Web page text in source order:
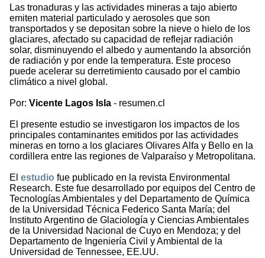
Las tronaduras y las actividades mineras a tajo abierto
emiten material particulado y aerosoles que son
transportados y se depositan sobre la nieve o hielo de los
glaciares, afectado su capacidad de reflejar radiación
solar, disminuyendo el albedo y aumentando la absorción
de radiación y por ende la temperatura. Este proceso
puede acelerar su derretimiento causado por el cambio
climático a nivel global.
Por: Vicente Lagos Isla - resumen.cl
El presente estudio se investigaron los impactos de los
principales contaminantes emitidos por las actividades
mineras en torno a los glaciares Olivares Alfa y Bello en la
cordillera entre las regiones de Valparaíso y Metropolitana.
El estudio fue publicado en la revista Environmental
Research. Este fue desarrollado por equipos del Centro de
Tecnologías Ambientales y del Departamento de Química
de la Universidad Técnica Federico Santa María; del
Instituto Argentino de Glaciología y Ciencias Ambientales
de la Universidad Nacional de Cuyo en Mendoza; y del
Departamento de Ingeniería Civil y Ambiental de la
Universidad de Tennessee, EE.UU.